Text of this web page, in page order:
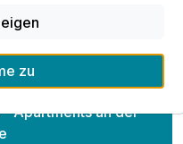
Apartments an der
zu